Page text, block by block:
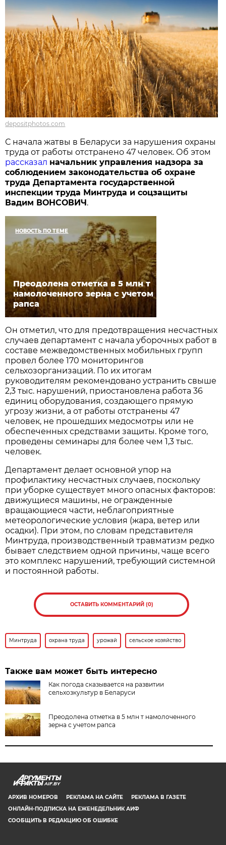
depositphotos.com
С начала жатвы в Беларуси за нарушения охраны
труда от работы отстранено 47 человек. Об этом
рассказал начальник управления надзора за
соблюдением законодательства об охране
труда Департамента государственной
инспекции труда Минтруда и соцзащиты
Вадим ВОНСОВИЧ .
НОВОСТЬ ПО ТЕМЕ
Преодолена отметка в 5 млн т
намолоченного зерна с учетом
рапса
Он отметил, что для предотвращения несчастных
случаев департамент с начала уборочных работ в
составе межведомственных мобильных групп
провел более 170 мониторингов
сельхозорганизаций. По их итогам
руководителям рекомендовано устранить свыше
2,3 тыс. нарушений, приостановлена работа 36
единиц оборудования, создающего прямую
угрозу жизни, а от работы отстранены 47
человек, не прошедших медосмотры или не
обеспеченных средствами защиты. Кроме того,
проведены семинары для более чем 1,3 тыс.
человек.
Департамент делает основной упор на
профилактику несчастных случаев, поскольку
при уборке существует много опасных факторов:
движущиеся машины, не огражденные
вращающиеся части, неблагоприятные
метеорологические условия (жара, ветер или
осадки). При этом, по словам представителя
Минтруда, производственный травматизм редко
бывает следствием одной причины, чаще всего
это комплекс нарушений, требующий системной
и постоянной работы.
ОСТАВИТЬ КОММЕНТАРИЙ (0)
Минтруда охрана труда урожай сельское хозяйство
Также вам может быть интересно
Как погода сказывается на развитии
сельхозкультур в Беларуси
Преодолена отметка в 5 млн т намолоченного
зерна с учетом рапса
AIF.BY
АРХИВ НОМЕРОВ РЕКЛАМА НА САЙТЕ
РЕКЛАМА В ГАЗЕТЕ
ОНЛАЙН-ПОДПИСКА НА ЕЖЕНЕДЕЛЬНИК АИФ
СООБЩИТЬ В РЕДАКЦИЮ ОБ ОШИБКЕ